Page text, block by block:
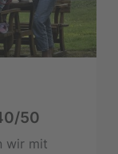
50
wir mit